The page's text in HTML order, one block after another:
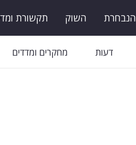
הנבחרת השוק תקשורת
דעות מחקרים ומדדים